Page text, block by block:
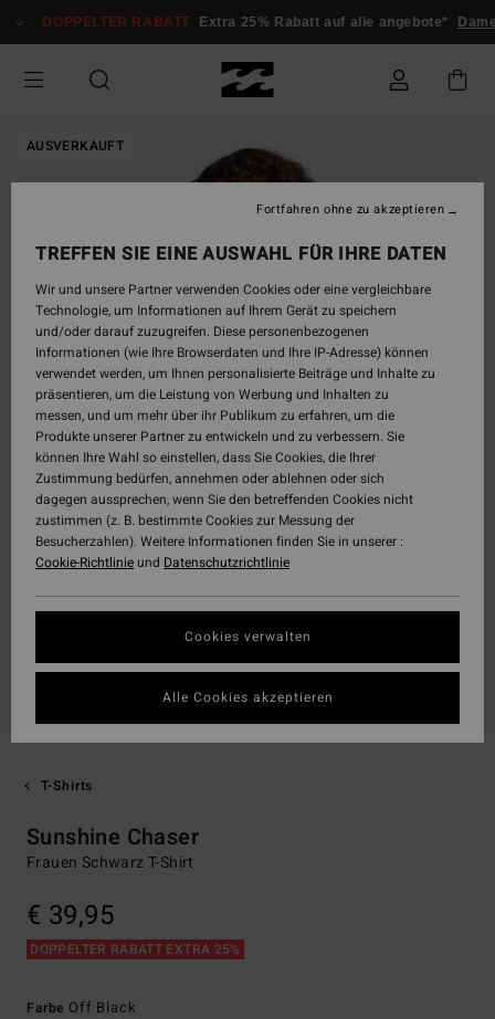
zur
springen
DOPPELTER RABATT Extra 25% Rabatt auf alle angebote*
AUSVERKAUFT
T-Shirts
Sunshine Chaser
Frauen Schwarz T-Shirt
€ 39,95
DOPPELTER RABATT EXTRA 25%
Farbe Off Black
TREFFEN SIE EINE AUSWAHL FÜR IHRE DATEN
Wir und unsere Partner verwenden Cookies oder eine vergleichbare
Technologie, um Informationen auf Ihrem Gerät zu speichern
und/oder darauf zuzugreifen. Diese personenbezogenen
Informationen (wie Ihre Browserdaten und Ihre IP-Adresse) können
verwendet werden, um Ihnen personalisierte Beiträge und Inhalte zu
präsentieren, um die Leistung von Werbung und Inhalten zu
messen, und um mehr über ihr Publikum zu erfahren, um die
Produkte unserer Partner zu entwickeln und zu verbessern. Sie
können Ihre Wahl so einstellen, dass Sie Cookies, die Ihrer
Zustimmung bedürfen, annehmen oder ablehnen oder sich
dagegen aussprechen, wenn Sie den betreffenden Cookies nicht
zustimmen (z. B. bestimmte Cookies zur Messung der
Besucherzahlen). Weitere Informationen finden Sie in unserer :
Cookie-Richtlinieund Datenschutzrichtlinie
Cookies verwalten
Fortfahren ohne zu akzeptieren
Alle Cookies akzeptieren